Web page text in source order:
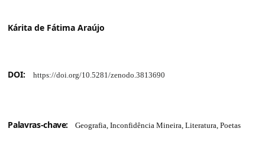
Kárita de Fátima Araújo
DOI: https://doi.org/10.5281/zenodo.3813690
Palavras-chave: Geografia, Inconfidência Mineira, Literatura, Poetas